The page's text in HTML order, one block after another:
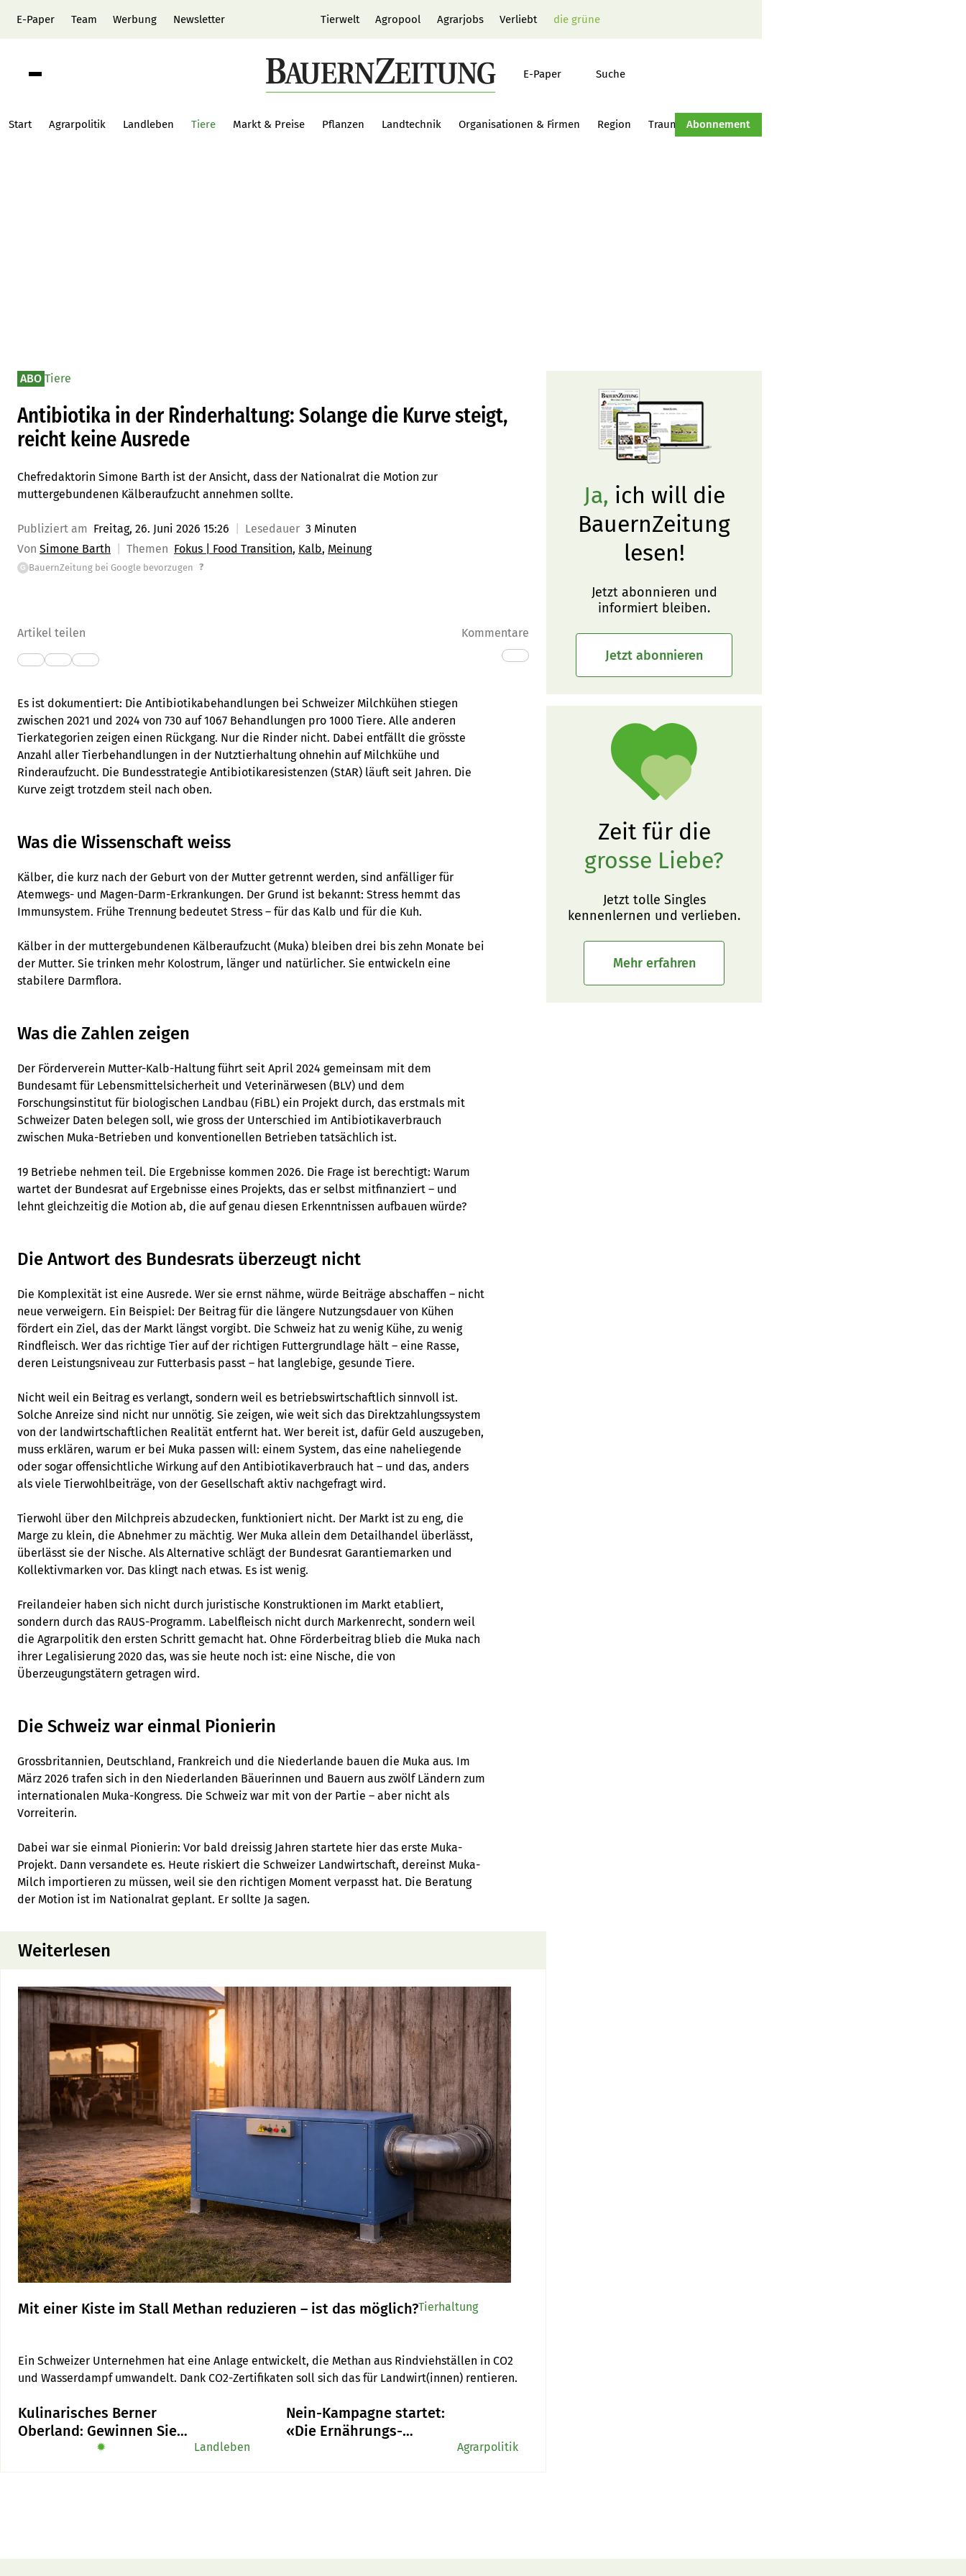
E-Paper Team Werbung Newsletter Tierwelt Agropool Agrarjobs Verliebt die grüne
E-Paper Suche
Start Agrarpolitik Landleben Tiere Markt & Preise Pflanzen Landtechnik Organisationen & Firmen Region Traumtraktor Hof-Management
Abonnement
ABO Tiere
Antibiotika in der Rinderhaltung: Solange die Kurve steigt,
reicht keine Ausrede
Chefredaktorin Simone Barth ist der Ansicht, dass der Nationalrat die Motion zur
muttergebundenen Kälberaufzucht annehmen sollte.
Publiziert am Freitag, 26. Juni 2026 15:26 Lesedauer 3 Minuten
Von Simone Barth Themen Fokus | Food Transition Kalb Meinung
G BauernZeitung bei Google bevorzugen ?
Artikel teilen Kommentare
Es ist dokumentiert: Die Antibiotikabehandlungen bei Schweizer Milchkühen stiegen
zwischen 2021 und 2024 von 730 auf 1067 Behandlungen pro 1000 Tiere. Alle anderen
Tierkategorien zeigen einen Rückgang. Nur die Rinder nicht. Dabei entfällt die grösste
Anzahl aller Tierbehandlungen in der Nutztierhaltung ohnehin auf Milchkühe und
Rinderaufzucht. Die Bundesstrategie Antibiotikaresistenzen (StAR) läuft seit Jahren. Die
Kurve zeigt trotzdem steil nach oben.
Was die Wissenschaft weiss
Kälber, die kurz nach der Geburt von der Mutter getrennt werden, sind anfälliger für
Atemwegs- und Magen-Darm-Erkrankungen. Der Grund ist bekannt: Stress hemmt das
Immunsystem. Frühe Trennung bedeutet Stress – für das Kalb und für die Kuh.
Kälber in der muttergebundenen Kälberaufzucht (Muka) bleiben drei bis zehn Monate bei
der Mutter. Sie trinken mehr Kolostrum, länger und natürlicher. Sie entwickeln eine
stabilere Darmflora.
Was die Zahlen zeigen
Der Förderverein Mutter-Kalb-Haltung führt seit April 2024 gemeinsam mit dem
Bundesamt für Lebensmittelsicherheit und Veterinärwesen (BLV) und dem
Forschungsinstitut für biologischen Landbau (FiBL) ein Projekt durch, das erstmals mit
Schweizer Daten belegen soll, wie gross der Unterschied im Antibiotikaverbrauch
zwischen Muka-Betrieben und konventionellen Betrieben tatsächlich ist.
19 Betriebe nehmen teil. Die Ergebnisse kommen 2026. Die Frage ist berechtigt: Warum
wartet der Bundesrat auf Ergebnisse eines Projekts, das er selbst mitfinanziert – und
lehnt gleichzeitig die Motion ab, die auf genau diesen Erkenntnissen aufbauen würde?
Die Antwort des Bundesrats überzeugt nicht
Die Komplexität ist eine Ausrede. Wer sie ernst nähme, würde Beiträge abschaffen – nicht
neue verweigern. Ein Beispiel: Der Beitrag für die längere Nutzungsdauer von Kühen
fördert ein Ziel, das der Markt längst vorgibt. Die Schweiz hat zu wenig Kühe, zu wenig
Rindfleisch. Wer das richtige Tier auf der richtigen Futtergrundlage hält – eine Rasse,
deren Leistungsniveau zur Futterbasis passt – hat langlebige, gesunde Tiere.
Nicht weil ein Beitrag es verlangt, sondern weil es betriebswirtschaftlich sinnvoll ist.
Solche Anreize sind nicht nur unnötig. Sie zeigen, wie weit sich das Direktzahlungssystem
von der landwirtschaftlichen Realität entfernt hat. Wer bereit ist, dafür Geld auszugeben,
muss erklären, warum er bei Muka passen will: einem System, das eine naheliegende
oder sogar offensichtliche Wirkung auf den Antibiotikaverbrauch hat – und das, anders
als viele Tierwohlbeiträge, von der Gesellschaft aktiv nachgefragt wird.
Tierwohl über den Milchpreis abzudecken, funktioniert nicht. Der Markt ist zu eng, die
Marge zu klein, die Abnehmer zu mächtig. Wer Muka allein dem Detailhandel überlässt,
überlässt sie der Nische. Als Alternative schlägt der Bundesrat Garantiemarken und
Kollektivmarken vor. Das klingt nach etwas. Es ist wenig.
Freilandeier haben sich nicht durch juristische Konstruktionen im Markt etabliert,
sondern durch das RAUS-Programm. Labelfleisch nicht durch Markenrecht, sondern weil
die Agrarpolitik den ersten Schritt gemacht hat. Ohne Förderbeitrag blieb die Muka nach
ihrer Legalisierung 2020 das, was sie heute noch ist: eine Nische, die von
Überzeugungstätern getragen wird.
Die Schweiz war einmal Pionierin
Grossbritannien, Deutschland, Frankreich und die Niederlande bauen die Muka aus. Im
März 2026 trafen sich in den Niederlanden Bäuerinnen und Bauern aus zwölf Ländern zum
internationalen Muka-Kongress. Die Schweiz war mit von der Partie – aber nicht als
Vorreiterin.
Dabei war sie einmal Pionierin: Vor bald dreissig Jahren startete hier das erste Muka-
Projekt. Dann versandete es. Heute riskiert die Schweizer Landwirtschaft, dereinst Muka-
Milch importieren zu müssen, weil sie den richtigen Moment verpasst hat. Die Beratung
der Motion ist im Nationalrat geplant. Er sollte Ja sagen.
Weiterlesen
Mit einer Kiste im Stall Methan reduzieren – ist das möglich?
Ein Schweizer Unternehmen hat eine Anlage entwickelt, die Methan aus Rindviehställen in CO2
und Wasserdampf umwandelt. Dank CO2-Zertifikaten soll sich das für Landwirt(innen) rentieren.
Tierhaltung
Kulinarisches Berner
Oberland: Gewinnen Sie
das Buch «Alpe-Chuchi»
✹ Landleben
Nein-Kampagne startet:
«Die Ernährungs-
Agrarpolitik
Ja, ich will die
BauernZeitung
lesen!
Jetzt abonnieren und
informiert bleiben.
Jetzt abonnieren
Zeit für die
grosse Liebe?
Jetzt tolle Singles
kennenlernen und verlieben.
Mehr erfahren